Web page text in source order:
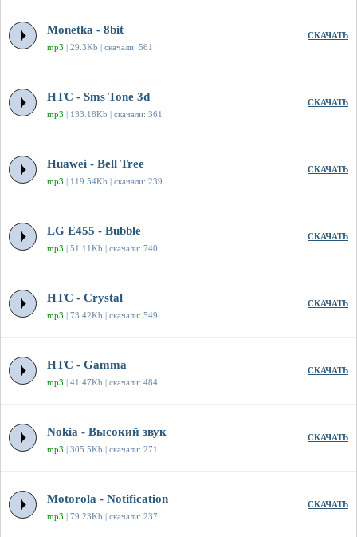
Monetka - 8bit
mp3 | 29.3Kb | скачали: 561
СКАЧАТЬ
HTC - Sms Tone 3d
mp3 | 133.18Kb | скачали: 361
СКАЧАТЬ
Huawei - Bell Tree
mp3 | 119.54Kb | скачали: 239
СКАЧАТЬ
LG E455 - Bubble
mp3 | 51.11Kb | скачали: 740
СКАЧАТЬ
HTC - Crystal
mp3 | 73.42Kb | скачали: 549
СКАЧАТЬ
HTC - Gamma
mp3 | 41.47Kb | скачали: 484
СКАЧАТЬ
Nokia - Высокий звук
mp3 | 305.5Kb | скачали: 271
СКАЧАТЬ
Motorola - Notification
mp3 | 79.23Kb | скачали: 237
СКАЧАТЬ